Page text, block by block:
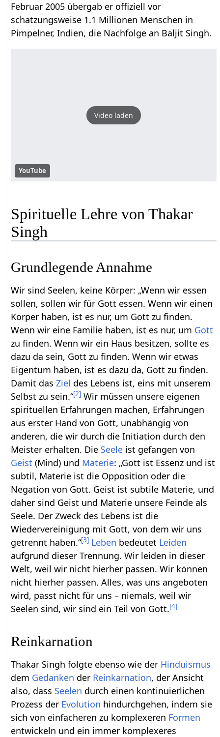
Februar 2005 übergab er offiziell vor
schätzungsweise 1.1 Millionen Menschen in
Pimpelner, Indien, die Nachfolge an Baljit Singh.
Video laden
YouTube
Spirituelle Lehre von Thakar
Singh
Grundlegende Annahme
Wir sind Seelen, keine Körper: „Wenn wir essen
sollen, sollen wir für Gott essen. Wenn wir einen
Körper haben, ist es nur, um Gott zu finden.
Wenn wir eine Familie haben, ist es nur, um Gott
zu finden. Wenn wir ein Haus besitzen, sollte es
dazu da sein, Gott zu finden. Wenn wir etwas
Eigentum haben, ist es dazu da, Gott zu finden.
Damit dasZiel des Lebens ist, eins mit unserem
Selbst zu sein.“[2] Wir müssen unsere eigenen
spirituellen Erfahrungen machen, Erfahrungen
aus erster Hand von Gott, unabhängig von
anderen, die wir durch die Initiation durch den
Meister erhalten. Die Seele ist gefangen von
Geist (Mind) und Materie: „Gott ist Essenz und ist
subtil, Materie ist die Opposition oder die
Negation von Gott. Geist ist subtile Materie, und
daher sind Geist und Materie unsere Feinde als
Seele. Der Zweck des Lebens ist die
Wiedervereinigung mit Gott, von dem wir uns
getrennt haben.“[3] Leben bedeutet Leiden
aufgrund dieser Trennung. Wir leiden in dieser
Welt, weil wir nicht hierher passen. Wir können
nicht hierher passen. Alles, was uns angeboten
wird, passt nicht für uns – niemals, weil wir
Seelen sind, wir sind ein Teil von Gott.[4]
Reinkarnation
Thakar Singh folgte ebenso wie der Hinduismus
dem Gedanken der Reinkarnation, der Ansicht
also, dass Seelen durch einen kontinuierlichen
Prozess der Evolution hindurchgehen, indem sie
sich von einfacheren zu komplexeren Formen
entwickeln und ein immer komplexeres